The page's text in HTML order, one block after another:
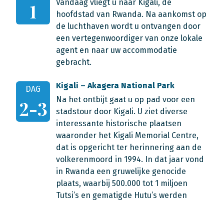
1
Vandaag vliegt u naar Kigali, de
hoofdstad van Rwanda. Na aankomst op
de luchthaven wordt u ontvangen door
een vertegenwoordiger van onze lokale
agent en naar uw accommodatie
gebracht.
DAG
2-3
Kigali – Akagera National Park
Na het ontbijt gaat u op pad voor een
stadstour door Kigali. U ziet diverse
interessante historische plaatsen
waaronder het Kigali Memorial Centre,
dat is opgericht ter herinnering aan de
volkerenmoord in 1994. In dat jaar vond
in Rwanda een gruwelijke genocide
plaats, waarbij 500.000 tot 1 miljoen
Tutsi’s en gematigde Hutu’s werden